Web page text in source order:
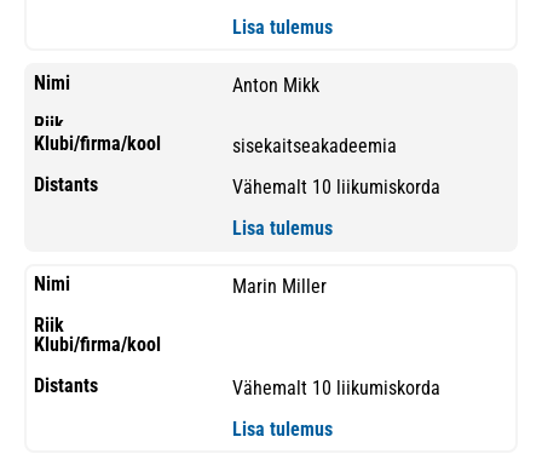
Lisa tulemus
Anton Mikk
sisekaitseakadeemia
Vähemalt 10 liikumiskorda
Lisa tulemus
Marin Miller
Vähemalt 10 liikumiskorda
Lisa tulemus